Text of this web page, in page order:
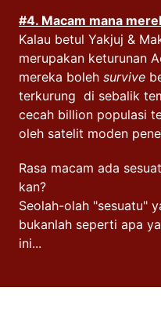
#4. Macam mana
Kalau betul Yakjuj &
merupakan keturunan
mereka boleh survive
terkurung di sebalik
cecah billion populasi
oleh satelit moden
Rasa macam ada
kan?
Seolah-olah "sesuatu"
bukanlah seperti apa
ini...